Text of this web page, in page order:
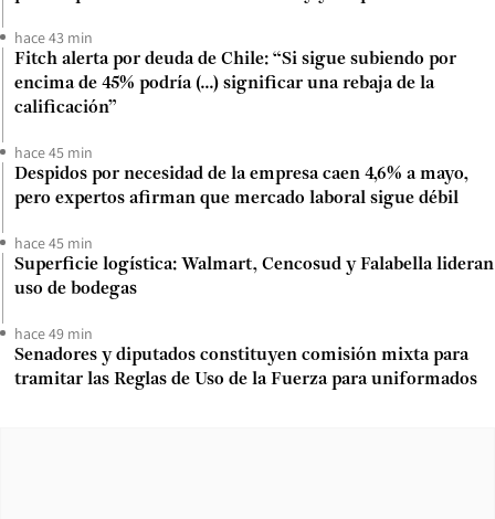
hace 43 min
Fitch alerta por deuda de Chile: “Si sigue subiendo por
encima de 45% podría (...) significar una rebaja de la
calificación”
hace 45 min
Despidos por necesidad de la empresa caen 4,6% a mayo,
pero expertos afirman que mercado laboral sigue débil
hace 45 min
Superficie logística: Walmart, Cencosud y Falabella lideran
uso de bodegas
hace 49 min
Senadores y diputados constituyen comisión mixta para
tramitar las Reglas de Uso de la Fuerza para uniformados